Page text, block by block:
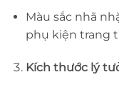
Màu sắc nhã
phụ kiện trang
Kích thước lý